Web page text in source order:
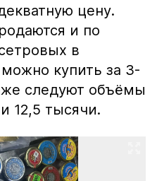
цену.
и по
в
купить за 3-
следуют объёмы
12,5 тысячи.